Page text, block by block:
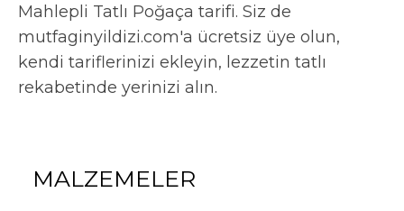
Mahlepli Tatlı Poğaça tarifi. Siz de
mutfaginyildizi.com'a ücretsiz üye olun,
kendi tariflerinizi ekleyin, lezzetin tatlı
rekabetinde yerinizi alın.
MALZEMELER